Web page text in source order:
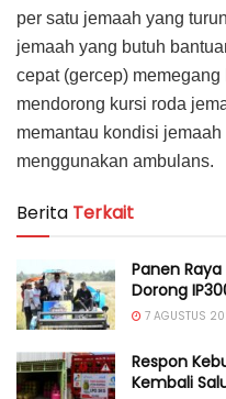
per satu jemaah yang
jemaah yang butuh
cepat (gercep)
mendorong kursi roda
memantau kondisi
menggunakan ambulans.
Berita Terkait
Panen
Dorong
7 AGUSTUS
Respon
Kembali